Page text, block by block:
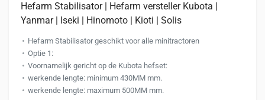
Hefarm Stabilisator | Hefarm versteller Kubota |
Yanmar | Iseki | Hinomoto | Kioti | Solis
Hefarm Stabilisator geschikt voor alle minitractoren
Optie 1:
Voornamelijk gericht op de Kubota hefset:
werkende lengte: minimum 430MM mm.
werkende lengte: maximum 500MM mm.